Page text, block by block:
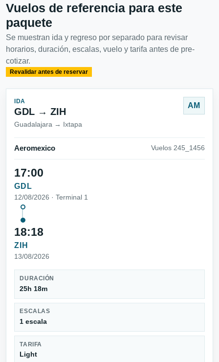
Vuelos de referencia para este
paquete
Se muestran ida y regreso por separado para revisar
horarios, duración, escalas, vuelo y tarifa antes de pre-
cotizar.
Revalidar antes de reservar
IDA
GDL → ZIH
Guadalajara → Ixtapa
AM
Aeromexico Vuelos 245_1456
17:00
GDL
12/08/2026 · Terminal 1
18:18
ZIH
13/08/2026
DURACIÓN
25h 18m
ESCALAS
1 escala
TARIFA
Light